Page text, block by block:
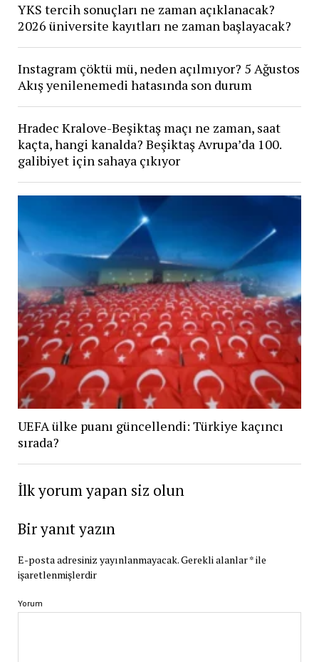
YKS tercih sonuçları ne zaman açıklanacak?
2026 üniversite kayıtları ne zaman başlayacak?
Instagram çöktü mü, neden açılmıyor? 5 Ağustos
Akış yenilenemedi hatasında son durum
Hradec Kralove-Beşiktaş maçı ne zaman, saat
kaçta, hangi kanalda? Beşiktaş Avrupa’da 100.
galibiyet için sahaya çıkıyor
UEFA ülke puanı güncellendi: Türkiye kaçıncı
sırada?
İlk yorum yapan siz olun
Bir yanıt yazın
E-posta adresiniz yayınlanmayacak.Gerekli alanlar*ile
işaretlenmişlerdir
Yorum